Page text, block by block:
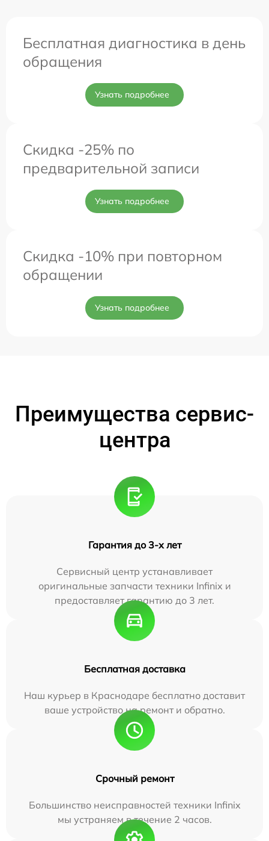
Бесплатная диагностика в день
обращения
Узнать подробнее
Скидка -25% по
предварительной записи
Узнать подробнее
Скидка -10% при повторном
обращении
Узнать подробнее
Преимущества сервис-
центра
Гарантия до 3-х лет
Сервисный центр устанавливает
оригинальные запчасти техники Infinix и
предоставляет гарантию до 3 лет.
Бесплатная доставка
Наш курьер в Краснодаре бесплатно доставит
ваше устройство на ремонт и обратно.
Срочный ремонт
Большинство неисправностей техники Infinix
мы устраняем в течение 2 часов.